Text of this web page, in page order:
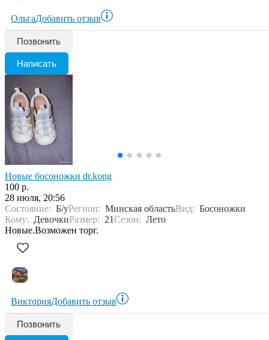
ОльгаДобавить отзыв
Позвонить
Написать
Новые босоножки dr.kong
100 р.
28 июля, 20:56
Состояние: Б/уРегион: Минская областьВид: Босоножки
Кому: ДевочкиРазмер: 21Сезон: Лето
Новые.Возможен торг.
ВикторияДобавить отзыв
Позвонить